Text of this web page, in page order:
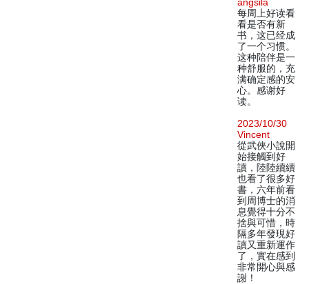
每周上好读看
看是否有新
书，这已经成
了一个习惯。
这种陪伴是一
种舒服的，充
满确定感的安
心。感谢好
读。
2023/10/30
Vincent
從武俠小說開
始接觸到好
讀，陸陸續續
也看了很多好
書，六年前看
到周博士的消
息覺得十分不
捨與可惜，時
隔多年發現好
讀又重新運作
了，實在感到
非常開心與感
謝！